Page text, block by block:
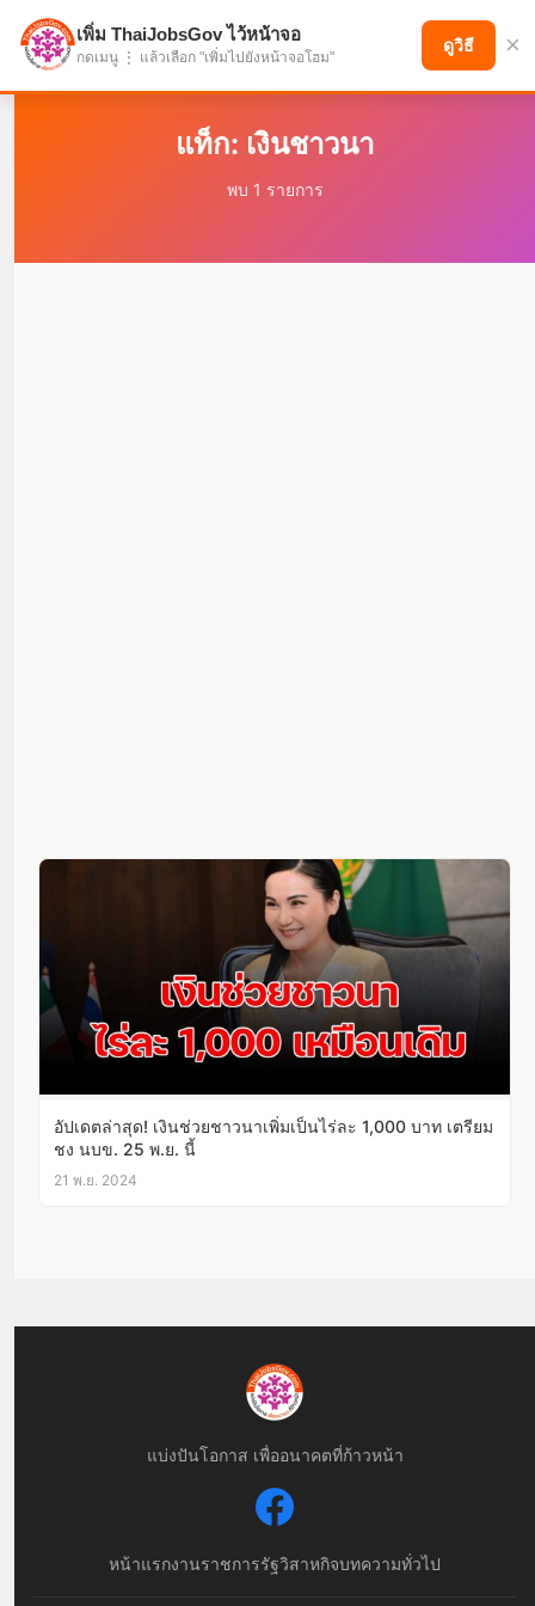
แบ่งปันโอกาส เพื่ออนาคตที่ก้าวหน้า
แท็ก: เงินชาวนา
พบ 1 รายการ
อัปเดตล่าสุด! เงินช่วยชาวนาเพิ่มเป็นไร่ละ 1,000 บาท เตรียม
ชง นบข. 25 พ.ย. นี้
21 พ.ย. 2024
แบ่งปันโอกาส เพื่ออนาคตที่ก้าวหน้า
หน้าแรกงานราชการรัฐวิสาหกิจบทความทั่วไป
เพิ่ม ThaiJobsGov ไว้หน้าจอ
กดเมนู ⋮ แล้วเลือก "เพิ่มไปยังหน้าจอโฮม"
ดูวิธี ×